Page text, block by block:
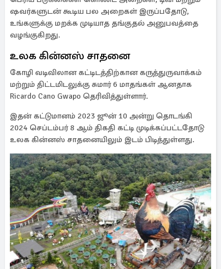
ஷவர்களுடன் கூடிய பல அறைகள் இருப்பதோடு,
உங்களுக்கு மறக்க முடியாத தங்குதல் அனுபவத்தை
வழங்குகிறது.
உலக கின்னஸ் சாதனை
கோழி வடிவிலான கட்டிடத்திற்கான கருத்துருவாக்கம்
மற்றும் திட்டமிடலுக்கு சுமார் 6 மாதங்கள் ஆனதாக
Ricardo Cano Gwapo தெரிவித்துள்ளார்.
இதன் கட்டுமானம் 2023 ஜூன் 10 அன்று தொடங்கி
2024 செப்டம்பர் 8 ஆம் திகதி கட்டி முடிக்கப்பட்டதோடு
உலக கின்னஸ் சாதனையிலும் இடம் பிடித்துள்ளது.